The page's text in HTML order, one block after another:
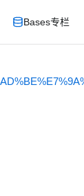
Bases专栏